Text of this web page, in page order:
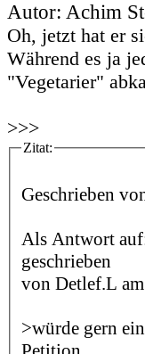
Autor: Achim
Oh, jetzt hat er
Während es ja
"Vegetarier"
>>>
Zitat:
Geschrieben
Als Antwort
geschrieben
von Detlef.L
>würde gern